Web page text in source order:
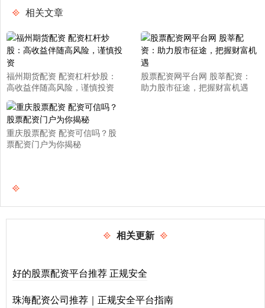
相关文章
福州期货配资 配资杠杆炒股：
高收益伴随高风险，谨慎投资
股票配资网平台网 股莘配资：
助力股市征途，把握财富机遇
重庆股票配资 配资可信吗？股
票配资门户为你揭秘
相关更新
好的股票配资平台推荐 正规安全
珠海配资公司推荐｜正规安全平台指南